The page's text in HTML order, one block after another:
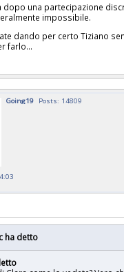
dopo una partecipazione
impossibile.
dando per certo Tiziano
farlo...
Going19 Posts: 14809
ha detto